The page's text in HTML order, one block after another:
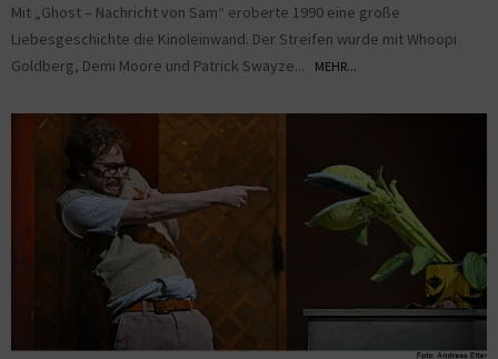
Mit „Ghost – Nachricht von Sam“ eroberte 1990 eine große
Liebesgeschichte die Kinoleinwand. Der Streifen wurde mit Whoopi
Goldberg, Demi Moore und Patrick Swayze...
MEHR...